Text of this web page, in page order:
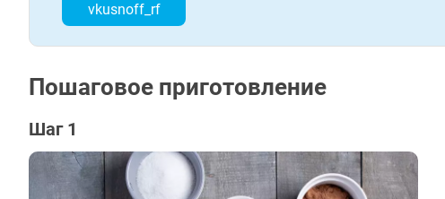
vkusnoff_rf
Пошаговое приготовление
Шаг 1